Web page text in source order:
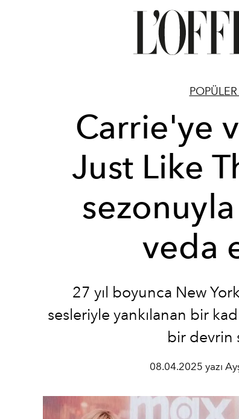
Carrie'ye
Just Like
veda
27 yıl boyunca New
sesleriyle yankılanan bir
bir devrin
08.04.2025 yazı